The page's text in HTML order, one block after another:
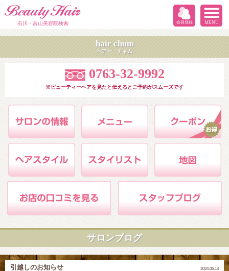
石川・富山美容院検索 MENU
会員登録
hair chum
ヘアー チャム
0763-32-9992
※ビューティーヘアを見たと伝えるとご予約がスムーズです
サロンブログ
2024.05.14
引越しのお知らせ